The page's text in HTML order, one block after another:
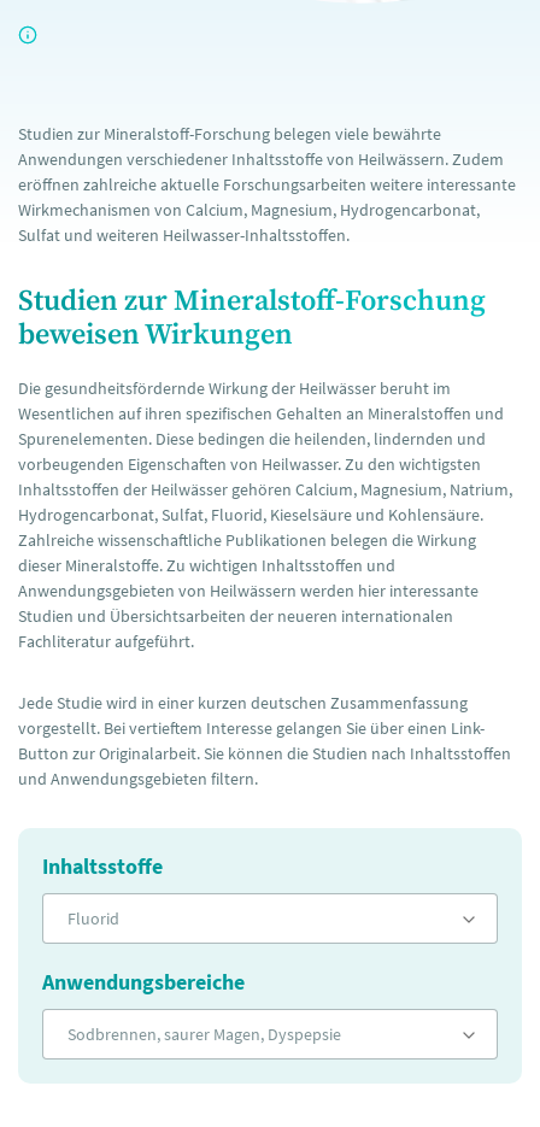
Studien zur Mineralstoff-Forschung belegen viele bewährte
Anwendungen verschiedener Inhaltsstoffe von Heilwässern. Zudem
eröffnen zahlreiche aktuelle Forschungsarbeiten weitere interessante
Wirkmechanismen von Calcium, Magnesium, Hydrogencarbonat,
Sulfat und weiteren Heilwasser-Inhaltsstoffen.
Studien zur Mineralstoff-Forschung
beweisen Wirkungen
Die gesundheitsfördernde Wirkung der Heilwässer beruht im
Wesentlichen auf ihren spezifischen Gehalten an Mineralstoffen und
Spurenelementen. Diese bedingen die heilenden, lindernden und
vorbeugenden Eigenschaften von Heilwasser. Zu den wichtigsten
Inhaltsstoffen der Heilwässer gehören Calcium, Magnesium, Natrium,
Hydrogencarbonat, Sulfat, Fluorid, Kieselsäure und Kohlensäure.
Zahlreiche wissenschaftliche Publikationen belegen die Wirkung
dieser Mineralstoffe. Zu wichtigen Inhaltsstoffen und
Anwendungsgebieten von Heilwässern werden hier interessante
Studien und Übersichtsarbeiten der neueren internationalen
Fachliteratur aufgeführt.
Jede Studie wird in einer kurzen deutschen Zusammenfassung
vorgestellt. Bei vertieftem Interesse gelangen Sie über einen Link-
Button zur Originalarbeit. Sie können die Studien nach Inhaltsstoffen
und Anwendungsgebieten filtern.
Inhaltsstoffe
Fluorid
Anwendungsbereiche
Sodbrennen, saurer Magen, Dyspepsie